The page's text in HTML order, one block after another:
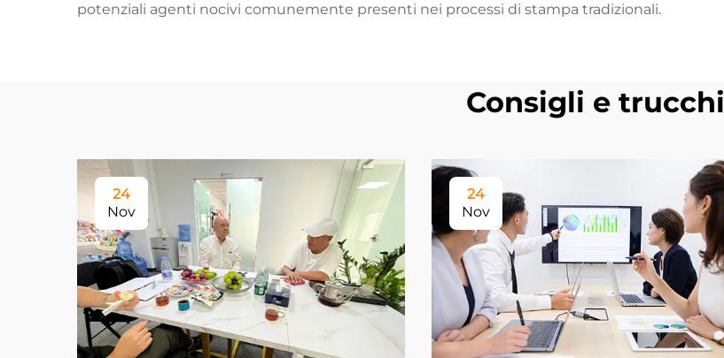
potenziali agenti nocivi comunemente presenti nei processi di stampa tradizionali.
Consigli e trucchi
24
Nov
24
Nov